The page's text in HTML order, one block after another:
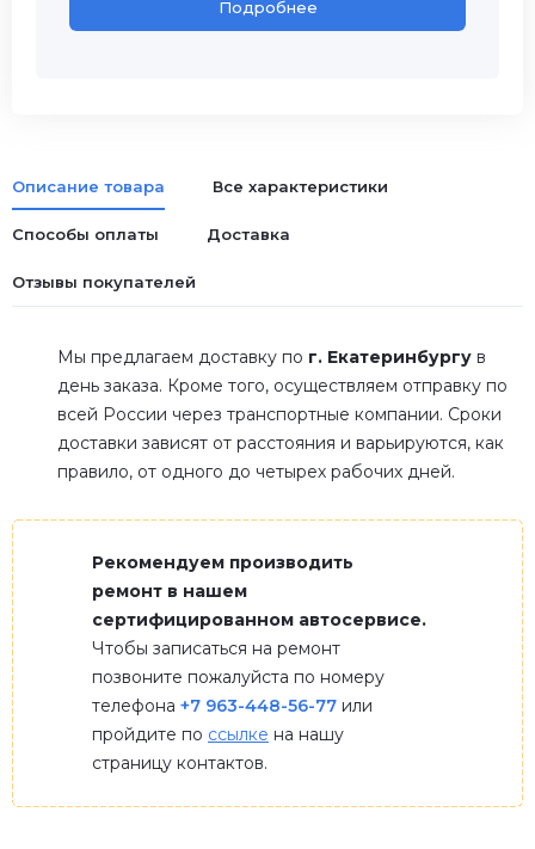
Подробнее
Описание товара Все характеристики
Способы оплаты Доставка
Отзывы покупателей
Мы предлагаем доставку по г. Екатеринбургу в
день заказа. Кроме того, осуществляем отправку по
всей России через транспортные компании. Сроки
доставки зависят от расстояния и варьируются, как
правило, от одного до четырех рабочих дней.
Рекомендуем производить
ремонт в нашем
сертифицированном автосервисе.
Чтобы записаться на ремонт
позвоните пожалуйста по номеру
телефона +7 963-448-56-77 или
пройдите по ссылке на нашу
страницу контактов.